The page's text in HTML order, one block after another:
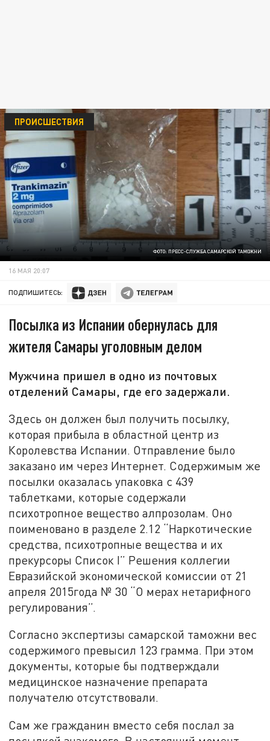
ФОТО: ПРЕСС-СЛУЖБА САМАРСКОЙ ТАМОЖНИ
ПРОИСШЕСТВИЯ
16 МАЯ 20:07
ПОДПИШИТЕСЬ:
Посылка из Испании обернулась для
жителя Самары уголовным делом
Мужчина пришел в одно из почтовых
отделений Самары, где его задержали.
Здесь он должен был получить посылку,
которая прибыла в областной центр из
Королевства Испании. Отправление было
заказано им через Интернет. Содержимым же
посылки оказалась упаковка с 439
таблетками, которые содержали
психотропное вещество алпрозолам. Оно
поименовано в разделе 2.12 “Наркотические
средства, психотропные вещества и их
прекурсоры Список I” Решения коллегии
Евразийской экономической комиссии от 21
апреля 2015года № 30 “О мерах нетарифного
регулирования”.
Согласно экспертизы самарской таможни вес
содержимого превысил 123 грамма. При этом
документы, которые бы подтверждали
медицинское назначение препарата
получателю отсутствовали.
Сам же гражданин вместо себя послал за